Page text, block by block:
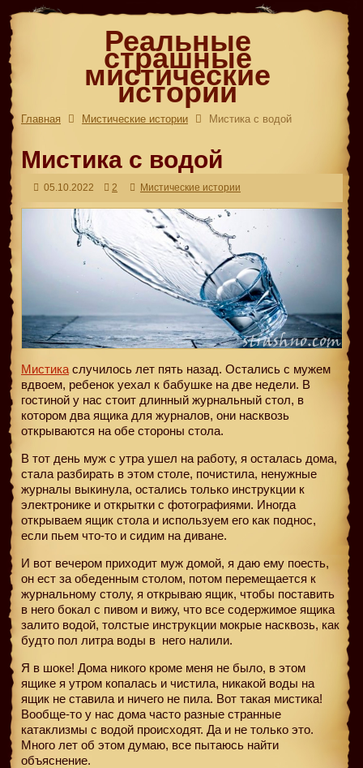
Реальные
страшные
мистические
истории
Главная Мистические истории Мистика с водой
Мистика с водой
05.10.2022 2 Мистические истории
Мистика случилось лет пять назад. Остались с мужем
вдвоем, ребенок уехал к бабушке на две недели. В
гостиной у нас стоит длинный журнальный стол, в
котором два ящика для журналов, они насквозь
открываются на обе стороны стола.
В тот день муж с утра ушел на работу, я осталась дома,
стала разбирать в этом столе, почистила, ненужные
журналы выкинула, остались только инструкции к
электронике и открытки с фотографиями. Иногда
открываем ящик стола и используем его как поднос,
если пьем что-то и сидим на диване.
И вот вечером приходит муж домой, я даю ему поесть,
он ест за обеденным столом, потом перемещается к
журнальному столу, я открываю ящик, чтобы поставить
в него бокал с пивом и вижу, что все содержимое ящика
залито водой, толстые инструкции мокрые насквозь, как
будто пол литра воды в него налили.
Я в шоке! Дома никого кроме меня не было, в этом
ящике я утром копалась и чистила, никакой воды на
ящик не ставила и ничего не пила. Вот такая мистика!
Вообще-то у нас дома часто разные странные
катаклизмы с водой происходят. Да и не только это.
Много лет об этом думаю, все пытаюсь найти
объяснение.